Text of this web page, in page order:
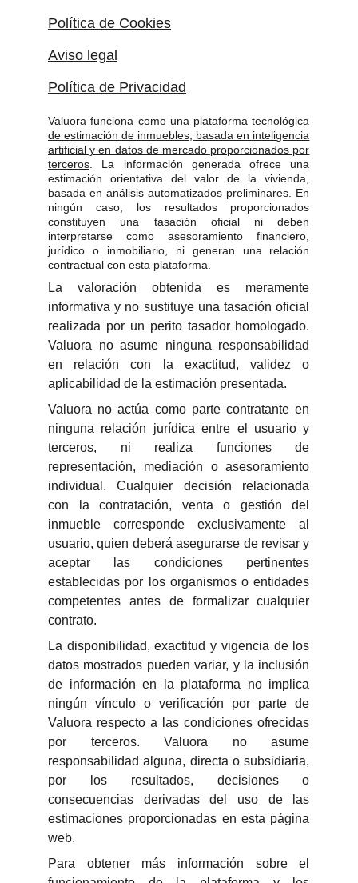
Valuora funciona como una plataforma tecnológica
de estimación de inmuebles, basada en inteligencia
artificial y en datos de mercado proporcionados por
terceros . La información generada ofrece una
estimación orientativa del valor de la vivienda,
basada en análisis automatizados preliminares. En
ningún caso, los resultados proporcionados
constituyen una tasación oficial ni deben
interpretarse como asesoramiento financiero,
jurídico o inmobiliario, ni generan una relación
contractual con esta plataforma.
La valoración obtenida es meramente
informativa y no sustituye una tasación oficial
realizada por un perito tasador homologado.
Valuora no asume ninguna responsabilidad
en relación con la exactitud, validez o
aplicabilidad de la estimación presentada.
Valuora no actúa como parte contratante en
ninguna relación jurídica entre el usuario y
terceros, ni realiza funciones de
representación, mediación o asesoramiento
individual. Cualquier decisión relacionada
con la contratación, venta o gestión del
inmueble corresponde exclusivamente al
usuario, quien deberá asegurarse de revisar y
aceptar las condiciones pertinentes
establecidas por los organismos o entidades
competentes antes de formalizar cualquier
contrato.
La disponibilidad, exactitud y vigencia de los
datos mostrados pueden variar, y la inclusión
de información en la plataforma no implica
ningún vínculo o verificación por parte de
Valuora respecto a las condiciones ofrecidas
por terceros. Valuora no asume
responsabilidad alguna, directa o subsidiaria,
por los resultados, decisiones o
consecuencias derivadas del uso de las
estimaciones proporcionadas en esta página
web.
Para obtener más información sobre el
Aviso legal
Política de Privacidad
Política de Cookies